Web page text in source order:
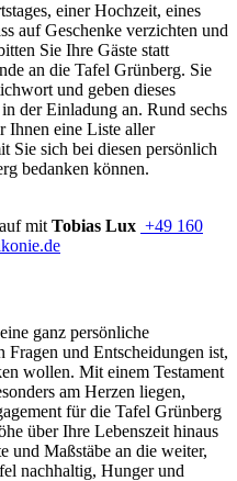
einer Hochzeit, eines
auf Geschenke verzichten und
Sie Ihre Gäste statt
an die Tafel Grünberg. Sie
und geben dieses
der Einladung an. Rund sechs
Ihnen eine Liste aller
Sie sich bei diesen persönlich
bedanken können.
mit Tobias Lux +49 160
ganz persönliche
und Entscheidungen ist,
wollen. Mit einem Testament
am Herzen liegen,
für die Tafel Grünberg
über Ihre Lebenszeit hinaus
und Maßstäbe an die weiter,
nachhaltig, Hunger und